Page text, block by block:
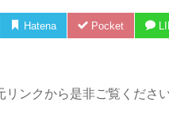
Hatena Pocket
ンクから是非ご覧ください